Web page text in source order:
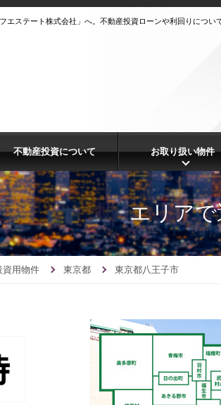
エステート株式会社」へ。不動産投資ローンや利回りについ
不動産投資について お取り扱い物件
エリアで
資用物件 東京都 東京都八王子市